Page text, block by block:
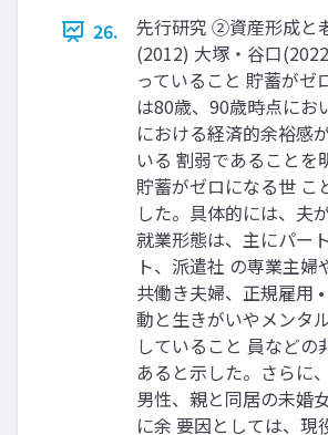
26.
先行研究 ②資産形成と
(2012) 大塚・谷口
っていること 貯蓄がゼ
は80歳、90歳時点にお
における経済的余裕感
いる 割弱であることを
貯蓄がゼロになる世 こ
した。具体的には、夫
就業形態は、主にパー
ト、派遣社 の専業主婦
共働き夫婦、正規雇用
動と生きがいやメンタ
していること 員などの
あると示した。さらに
男性、親と同居の未婚
に余 要因としては、現